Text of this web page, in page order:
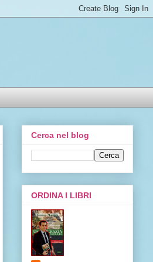
Cerca nel blog
ORDINA I LIBRI